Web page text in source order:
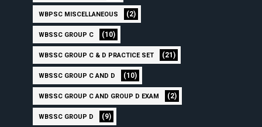
WBPSC MISCELLANEOUS (2)
WBSSC GROUP C (10)
WBSSC GROUP C & D PRACTICE SET (21)
WBSSC GROUP C AND D (10)
WBSSC GROUP C AND GROUP D EXAM (2)
WBSSC GROUP D (9)